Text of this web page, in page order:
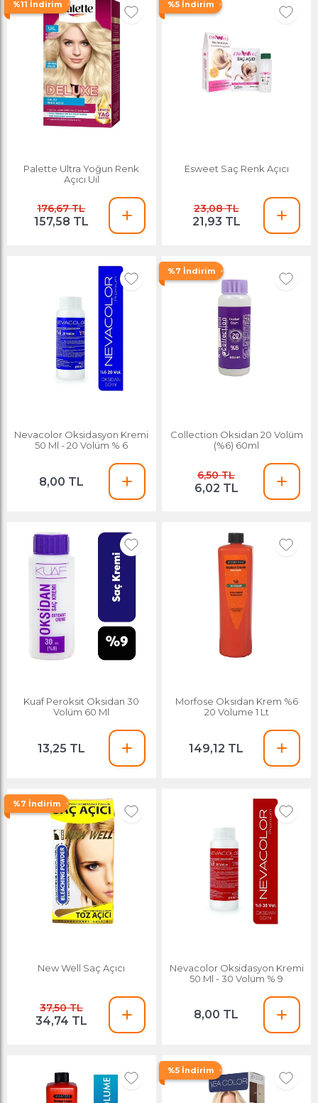
%11 İndirim
Palette Ultra Yoğun Renk
Açıcı Uil
176,67 TL
157,58 TL
%5 İndirim
Esweet Saç Renk Açıcı
23,08 TL
21,93 TL
Nevacolor Oksidasyon Kremi
50 Ml - 20 Volüm % 6
8,00 TL
%7 İndirim
Collection Oksidan 20 Volüm
(%6) 60ml
6,50 TL
6,02 TL
Kuaf Peroksit Oksidan 30
Volüm 60 Ml
13,25 TL
Morfose Oksidan Krem %6
20 Volume 1 Lt
149,12 TL
%7 İndirim
New Well Saç Açıcı
37,50 TL
34,74 TL
Nevacolor Oksidasyon Kremi
50 Ml - 30 Volüm % 9
8,00 TL
%5 İndirim